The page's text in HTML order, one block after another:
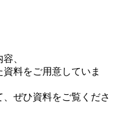
、
料をご用意していま
ぜひ資料をご覧くださ